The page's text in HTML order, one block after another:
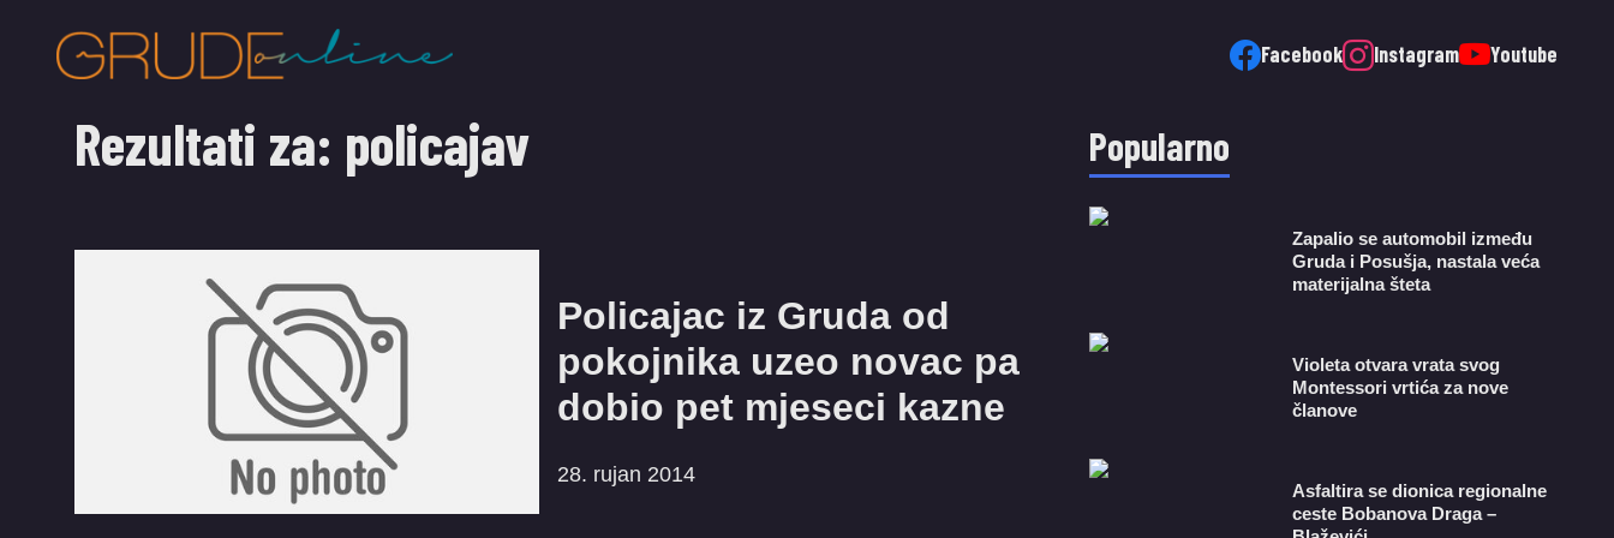
Facebook Instagram Youtube
Rezultati za: policajav
Policajac iz Gruda od
pokojnika uzeo novac pa
dobio pet mjeseci kazne
28. rujan 2014
Popularno
Zapalio se automobil između
Gruda i Posušja, nastala veća
materijalna šteta
Violeta otvara vrata svog
Montessori vrtića za nove
članove
Asfaltira se dionica regionalne
ceste Bobanova Draga –